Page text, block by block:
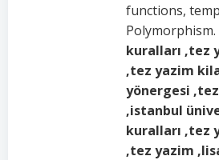
functions,
Polymorphism.
kuralları ,tez
,tez yazim
yönergesi
,istanbul
kuralları ,tez
,tez yazim